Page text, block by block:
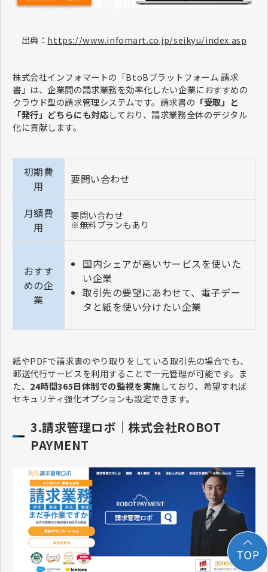
出典： https://www.infomart.co.jp/seikyu/index.asp
株式会社インフォマートの「BtoBプラットフォーム 請求
書」は、企業間の請求業務を効率化したい企業におすすめの
クラウド型の請求管理システムです。請求書の 「受取」と
「発行」どちらにも対応しており、請求業務全体のデジタル
化に貢献します。
初期費
用
要問い合わせ
月額費
用
要問い合わせ
※無料プランもあり
おすす
めの企
業
国内シェアが高いサービスを使いた
い企業
取引先の要望にあわせて、電子デー
タと紙を使い分けたい企業
紙やPDFで請求書のやり取りをしている取引先の場合でも、
郵送代行サービスを利用することで一元管理が可能です。ま
た、 24時間365日体制での監視を実施しており、希望すれば
セキュリティ強化オプションも設定できます。
3.請求管理ロボ｜株式会社ROBOT
PAYMENT